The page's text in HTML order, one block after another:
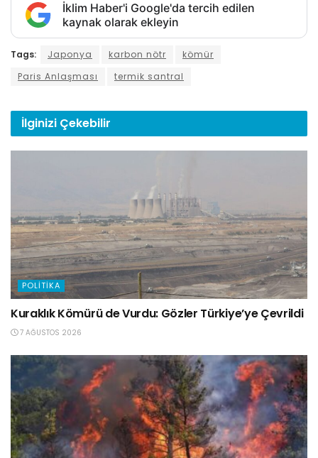
İklim Haber'i Google'da tercih edilen
kaynak olarak ekleyin
Tags: Japonya karbon nötr
kömür
Paris Anlaşması
termik santral
İlginizi Çekebilir
POLITIKA
Kuraklık Kömürü de Vurdu: Gözler Türkiye’ye Çevrildi
7 AĞUSTOS 2026